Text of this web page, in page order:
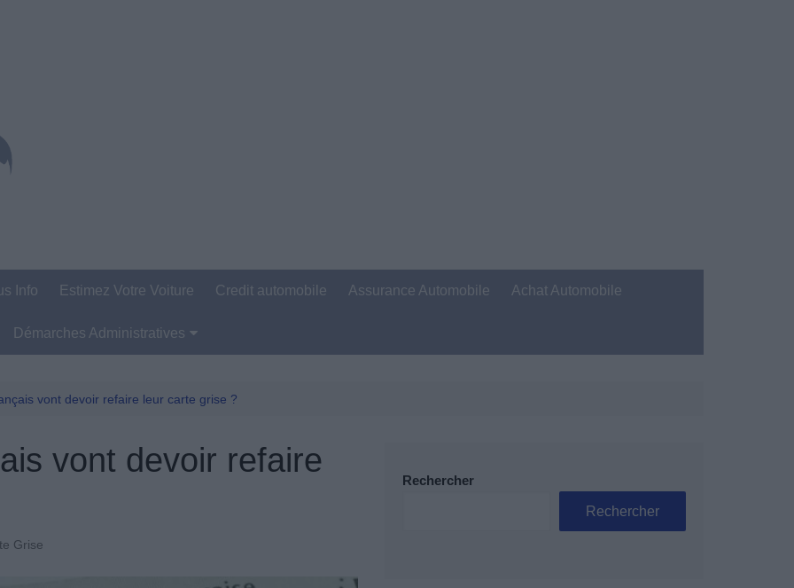
Info Estimez Votre Voiture Credit automobile Assurance Automobile Achat Automobile
Démarches Administratives
Permis De Conduire
vont devoir refaire leur carte grise ?
vont devoir refaire
Grise
Rechercher
Rechercher